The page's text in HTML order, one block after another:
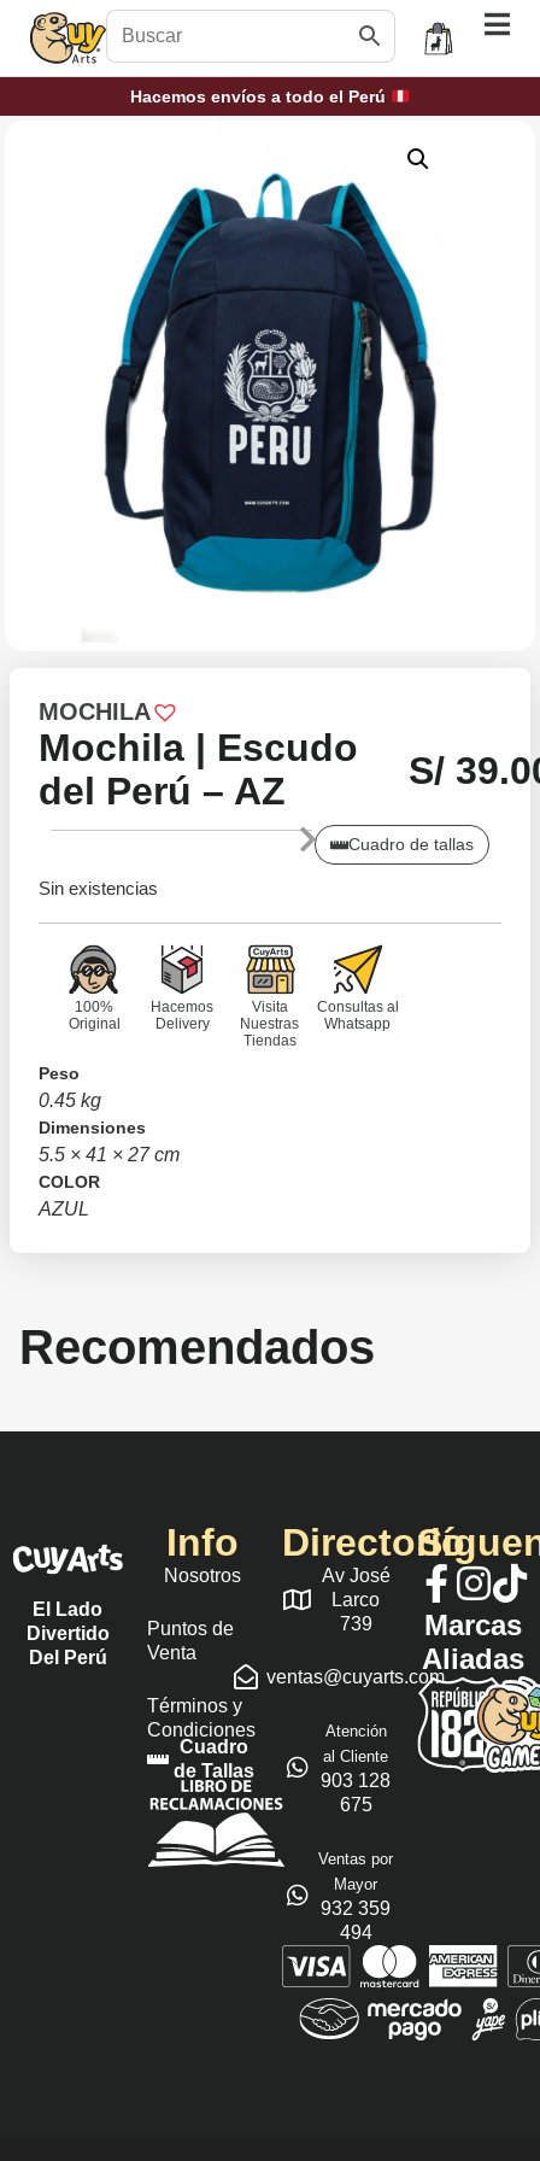
Hacemos envíos a todo el Perú
MOCHILA
Mochila | Escudo
del Perú – AZ
S/
Cuadro de tallas
Sin existencias
100%
Original
Hacemos
Delivery
Visita
Nuestras
Tiendas
Consultas al
Whatsapp
Peso
0.45 kg
Dimensiones
5.5 × 41 × 27 cm
COLOR
AZUL
Recomendados
El Lado
Divertido
Del Perú
Info
Nosotros
Puntos de
Venta
Términos y
Condiciones
Cuadro
de Tallas
Directorio
Av José
Larco
739
ventas@cuyarts.com
Atención
al Cliente
903 128
675
Ventas por
Mayor
932 359
494
Marcas
Aliadas